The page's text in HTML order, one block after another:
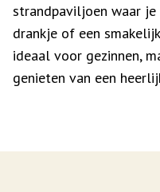
strandpaviljoen waar
drankje of een
ideaal voor gezinnen,
genieten van een